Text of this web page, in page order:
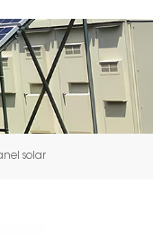
English
Deutsch
español
português
solar